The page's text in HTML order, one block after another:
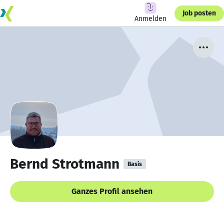
Anmelden
Job posten
Bernd Strotmann Basis
Ganzes Profil ansehen